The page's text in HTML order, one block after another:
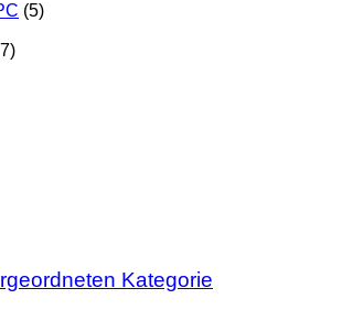
(5)
Kategorie